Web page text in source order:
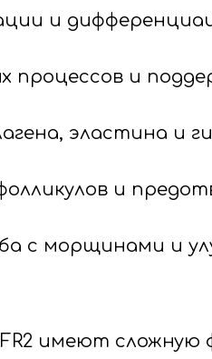
и
и
эластина и
и
с морщинами и
имеют сложную